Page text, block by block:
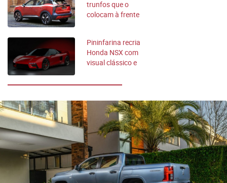
trunfos que o
colocam à frente
Pininfarina recria
Honda NSX com
visual clássico e